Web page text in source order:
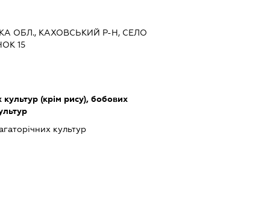
ОБЛ., КАХОВСЬКИЙ Р-Н, СЕЛО
15
(крім рису), бобових
культур